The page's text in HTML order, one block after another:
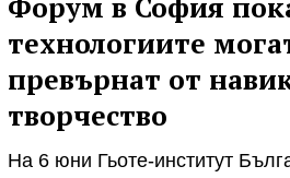
технологиите
превърнат от
творчество
На 6 юни Гьоте-институт